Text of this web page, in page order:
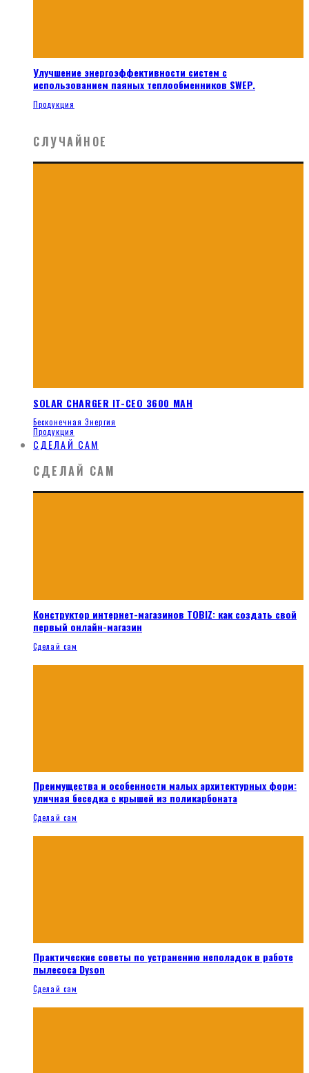
Улучшение энергоэффективности систем с
использованием паяных теплообменников SWEP.
Продукция
СЛУЧАЙНОЕ
SOLAR CHARGER IT-CEO 3600 MAH
Бесконечная Энергия
Продукция
СДЕЛАЙ САМ
СДЕЛАЙ САМ
Конструктор интернет-магазинов TOBIZ: как создать свой
первый онлайн-магазин
Сделай сам
Преимущества и особенности малых архитектурных форм:
уличная беседка с крышей из поликарбоната
Сделай сам
Практические советы по устранению неполадок в работе
пылесоса Dyson
Сделай сам